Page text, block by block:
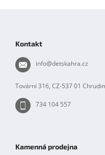
Kontakt
info@detskahra.cz
Tovární 316, CZ-537 01
734 104 557
Kamenná prodejna